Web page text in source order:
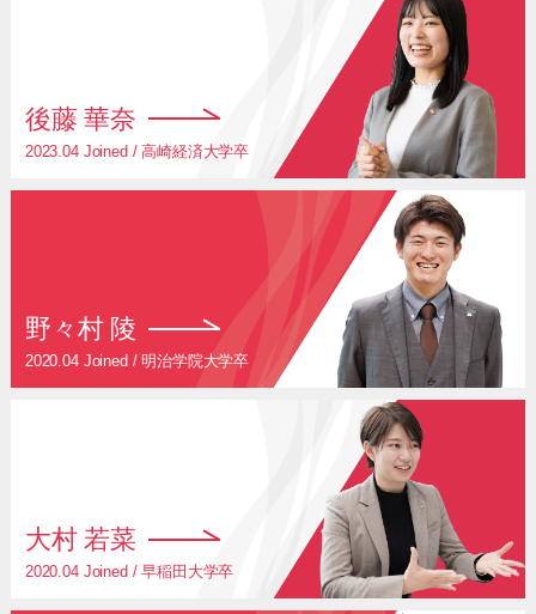
後藤 華奈
2023.04 Joined / 高崎経済大学卒
野々村 陵
2020.04 Joined / 明治学院大学卒
大村 若菜
2020.04 Joined / 早稲田大学卒